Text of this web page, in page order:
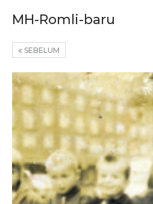
MH-Romli-baru
SEBELUM